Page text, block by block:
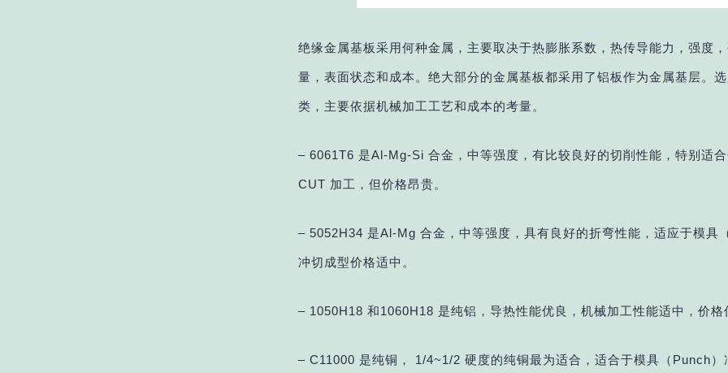
绝缘金属基板采用何种金属，主要取决于热膨胀系数，热传导能力，强度
量，表面状态和成本。绝大部分的金属基板都采用了铝板作为金属基层。选
类，主要依据机械加工工艺和成本的考量。
– 6061T6 是Al-Mg-Si 合金，中等强度，有比较良好的切削性能，特别适
CUT 加工，但价格昂贵。
– 5052H34 是Al-Mg 合金，中等强度，具有良好的折弯性能，适应于模具
冲切成型价格适中。
– 1050H18 和1060H18 是纯铝，导热性能优良，机械加工性能适中，价格
– C11000 是纯铜， 1/4~1/2 硬度的纯铜最为适合，适合于模具（Punch）